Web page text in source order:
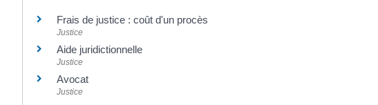
Frais de justice : coût d'un procès
Justice
Aide juridictionnelle
Justice
Avocat
Justice